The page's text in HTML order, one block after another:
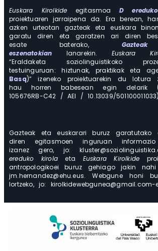
Euskara Kirolkide egitasmoa D
proiektuaren jarraipena da. Era berean,
azken urteotan gazteak eta euskara
garatu diren eta garatzen ari diren
esate baterako,
eszenatokian lanarekin. Euskara
“Eraldaketa soziolinguistikoko
testuinguruan: hiztunak, praktikak eta
Basq)” izeneko proiektuarekin du lotura
hau horren babesean egin delarik
105676RB-C42 / AEI / 10.13039/
Gazteak eta euskarari buruz
diren egitasmoen inguruan
izanez gero, jo:
ereduko kirolaeta Euskara Kirolkide
antropologikoei buruz gehiago jakin
jm.hernandez@ehu.eus. Webgune honi
lortzeko, jo: kirolkidewebgunea@gmail.com-